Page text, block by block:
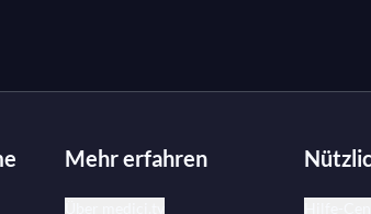
Mehr erfahren